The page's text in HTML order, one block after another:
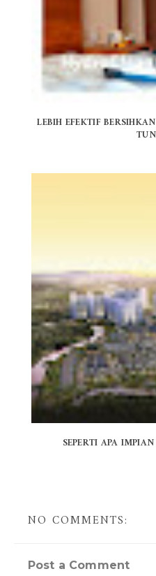
LEBIH EFEKTIF
SEPERTI APA
NO COMMENTS:
Post a Comment